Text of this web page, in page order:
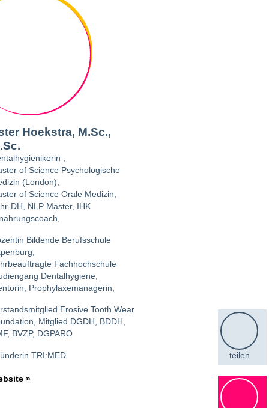
teilen
Hoekstra, M.Sc.,
,
of Science Psychologische
(London),
of Science Orale Medizin,
DH, NLP Master, IHK
Bildende Berufsschule
Fachhochschule
Dentalhygiene,
Prophylaxemanagerin,
Erosive Tooth Wear
Mitglied DGDH, BDDH,
BVZP, DGPARO
TRI:MED
»